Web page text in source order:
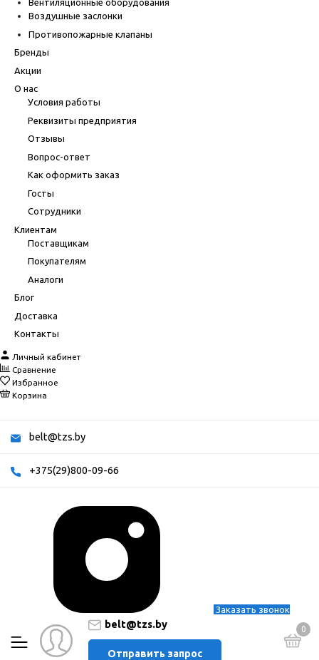
Вентиляционные оборудования
Воздушные заслонки
Противопожарные клапаны
Бренды
Акции
О нас
Условия работы
Реквизиты предприятия
Отзывы
Вопрос-ответ
Как оформить заказ
Госты
Сотрудники
Клиентам
Поставщикам
Покупателям
Аналоги
Блог
Доставка
Контакты
Личный кабинет
Сравнение
Избранное
Корзина
belt@tzs.by
+375(29)800-09-66
Заказать звонок
belt@tzs.by
Отправить запрос
0